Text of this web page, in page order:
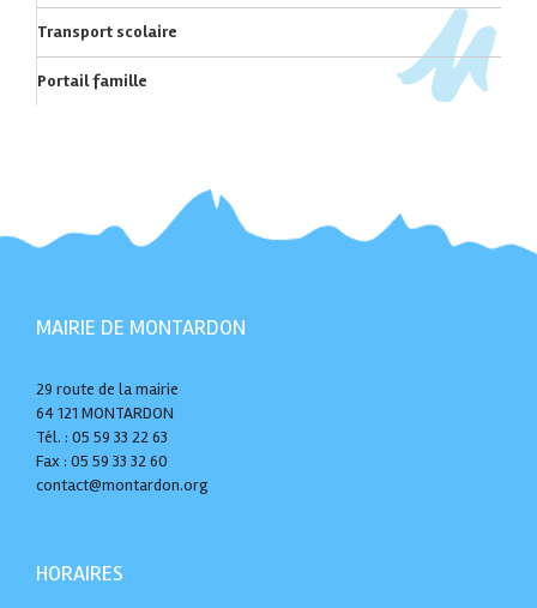
Transport scolaire
Portail famille
MAIRIE DE MONTARDON
29 route de la mairie
64 121 MONTARDON
Tél. : 05 59 33 22 63
Fax : 05 59 33 32 60
contact@montardon.org
HORAIRES